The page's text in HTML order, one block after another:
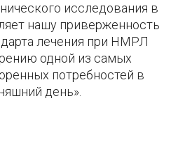
исследования в
нашу приверженность
лечения при НМРЛ
одной из самых
потребностей в
день».